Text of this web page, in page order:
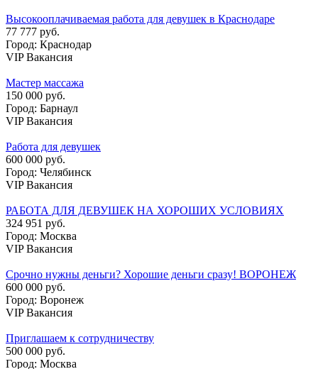
Высокооплачиваемая работа для девушек в Краснодаре
77 777 руб.
Город: Краснодар
VIP Вакансия
Мастер массажа
150 000 руб.
Город: Барнаул
VIP Вакансия
Работа для девушек
600 000 руб.
Город: Челябинск
VIP Вакансия
РАБОТА ДЛЯ ДЕВУШЕК НА ХОРОШИХ УСЛОВИЯХ
324 951 руб.
Город: Москва
VIP Вакансия
Срочно нужны деньги? Хорошие деньги сразу! ВОРОНЕЖ
600 000 руб.
Город: Воронеж
VIP Вакансия
Приглашаем к сотрудничеству
500 000 руб.
Город: Москва